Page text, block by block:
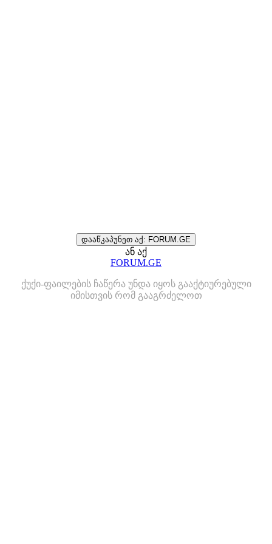
დააწკაპუნეთ აქ: FORUM.GE
ან აქ
FORUM.GE
ქუქი-ფაილების ჩაწერა უნდა იყოს გააქტიურებული
იმისთვის რომ გააგრძელოთ